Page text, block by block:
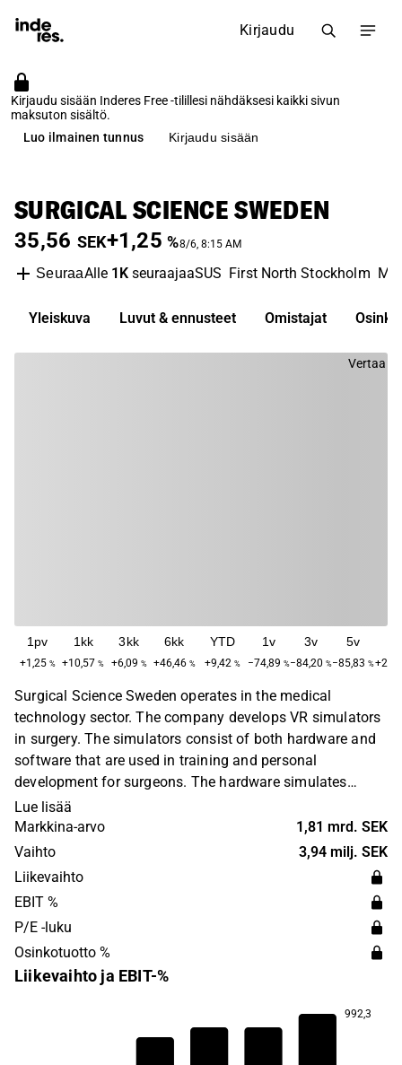
Kirjaudu
Kirjaudu sisään Inderes Free -tilillesi nähdäksesi kaikki sivun
maksuton sisältö.
Luo ilmainen tunnus
Kirjaudu sisään
SURGICAL SCIENCE SWEDEN
35,56 SEK+1,25 %8/6, 8:15 AM
SeuraaAlle 1KseuraajaaSUS First North Stockholm
Yleiskuva Luvut & ennusteet Omistajat Osinko
Vertaa
1pv
+1,25 %
1kk
+10,57 %
3kk
+6,09 %
6kk
+46,46 %
YTD
+9,42 %
1v
−74,89 %
3v
−84,20 %
5v
−85,83 %
Surgical Science Sweden operates in the medical
technology sector. The company develops VR simulators
in surgery. The simulators consist of both hardware and
software that are used in training and personal
development for surgeons. The hardware simulates
various surgical procedures, primarily used in keyhole
surgery and endoscopy. The vision is to strengthen
expertise in surgery and create conditions for better
treatments. The headquarters are located in Gothenburg.
Lue lisää
Markkina-arvo
1,81 mrd. SEK
Vaihto
3,94 milj. SEK
Liikevaihto
EBIT %
P/E -luku
Osinkotuotto %
Liikevaihto ja EBIT-%
992,3